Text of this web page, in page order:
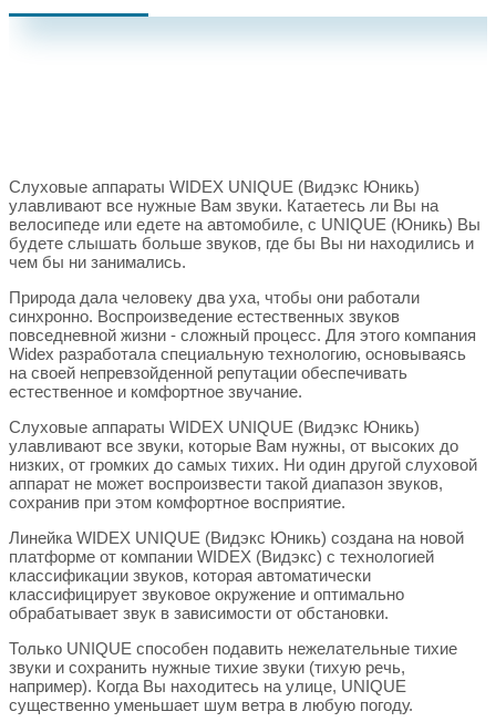
Слуховые аппараты WIDEX UNIQUE (Видэкс Юникь)
улавливают все нужные Вам звуки. Катаетесь ли Вы на
велосипеде или едете на автомобиле, с UNIQUE (Юникь) Вы
будете слышать больше звуков, где бы Вы ни находились и
чем бы ни занимались.
Природа дала человеку два уха, чтобы они работали
синхронно. Воспроизведение естественных звуков
повседневной жизни - сложный процесс. Для этого компания
Widex разработала специальную технологию, основываясь
на своей непревзойденной репутации обеспечивать
естественное и комфортное звучание.
Слуховые аппараты WIDEX UNIQUE (Видэкс Юникь)
улавливают все звуки, которые Вам нужны, от высоких до
низких, от громких до самых тихих. Ни один другой слуховой
аппарат не может воспроизвести такой диапазон звуков,
сохранив при этом комфортное восприятие.
Линейка WIDEX UNIQUE (Видэкс Юникь) создана на новой
платформе от компании WIDEX (Видэкс) с технологией
классификации звуков, которая автоматически
классифицирует звуковое окружение и оптимально
обрабатывает звук в зависимости от обстановки.
Только UNIQUE способен подавить нежелательные тихие
звуки и сохранить нужные тихие звуки (тихую речь,
например). Когда Вы находитесь на улице, UNIQUE
существенно уменьшает шум ветра в любую погоду.